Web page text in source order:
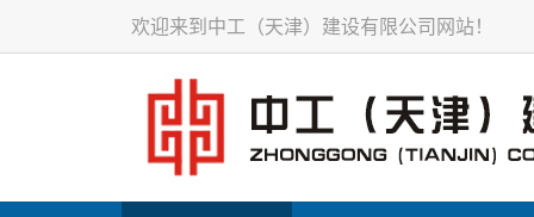
欢迎来到中工（天津）建设有限公司网站！